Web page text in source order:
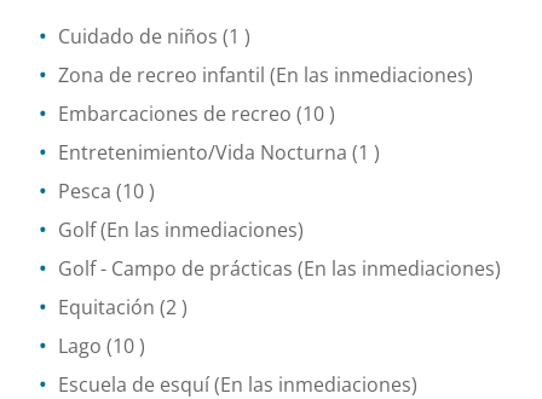
Cuidado de niños (1 )
Zona de recreo infantil (En las inmediaciones)
Embarcaciones de recreo (10 )
Entretenimiento/Vida Nocturna (1 )
Pesca (10 )
Golf(En las inmediaciones)
Golf - Campo de prácticas (En las inmediaciones)
Equitación (2 )
Lago (10 )
Escuela de esquí(En las inmediaciones)